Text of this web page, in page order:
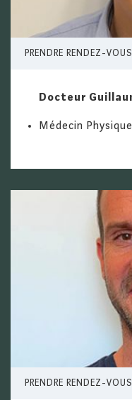
PRENDRE RENDEZ-
Docteur
Médecin
PRENDRE RENDEZ-